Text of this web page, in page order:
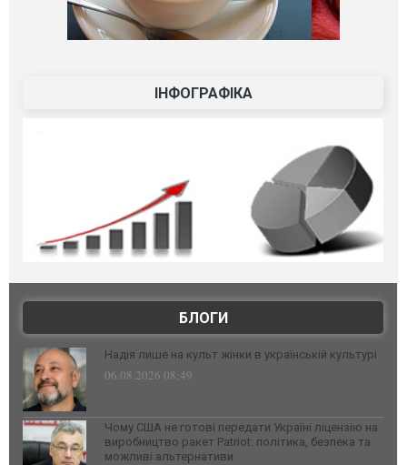
ІНФОГРАФІКА
БЛОГИ
Надія лише на культ жінки в українській культурі
06.08.2026 08:49
Чому США не готові передати Україні ліцензію на
виробництво ракет Patriot: політика, безпека та
можливі альтернативи